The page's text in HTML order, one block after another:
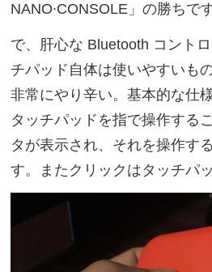
NANO∙CONSOLE」の勝ちで
で、肝心な Bluetooth コント
チパッド自体は使いやすいも
非常にやり辛い。基本的な仕
タッチパッドを指で操作する
タが表示され、それを操作す
す。またクリックはタッチパ